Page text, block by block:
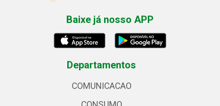
Baixe já nosso APP
Departamentos
COMUNICACAO